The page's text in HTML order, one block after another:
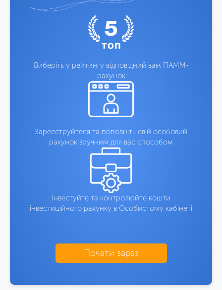
Виберіть у рейтингу відповідний вам ПАММ-
рахунок
Зареєструйтеся та поповніть свій особовий
рахунок зручним для вас способом
Інвестуйте та контролюйте кошти
інвестиційного рахунку в Особистому кабінеті
Почати зараз